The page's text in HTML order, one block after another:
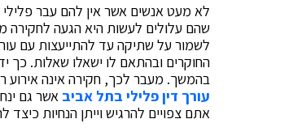
לא מעט אנשים אשר אין להם עבר
שהם עלולים לעשות היא הגעה לחקירה
לשמור על שתיקה עד להתייעצות עם
החוקרים ובהתאם לו ישאלו שאלות. כך
בהמשך. מעבר לכך, חקירה אינה
עורך דין פלילי בתל אביב אשר גם
אתם צפויים להרגיש וייתן הנחיות